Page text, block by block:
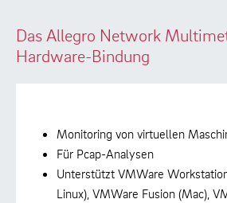
Das Allegro Network
Hardware-Bindung
Monitoring von virtuellen
Für Pcap-Analysen
Unterstützt VMWare
Linux), VMWare Fusion (Mac),
Videos
Produkt-Handbuch
Forschung und Lehre